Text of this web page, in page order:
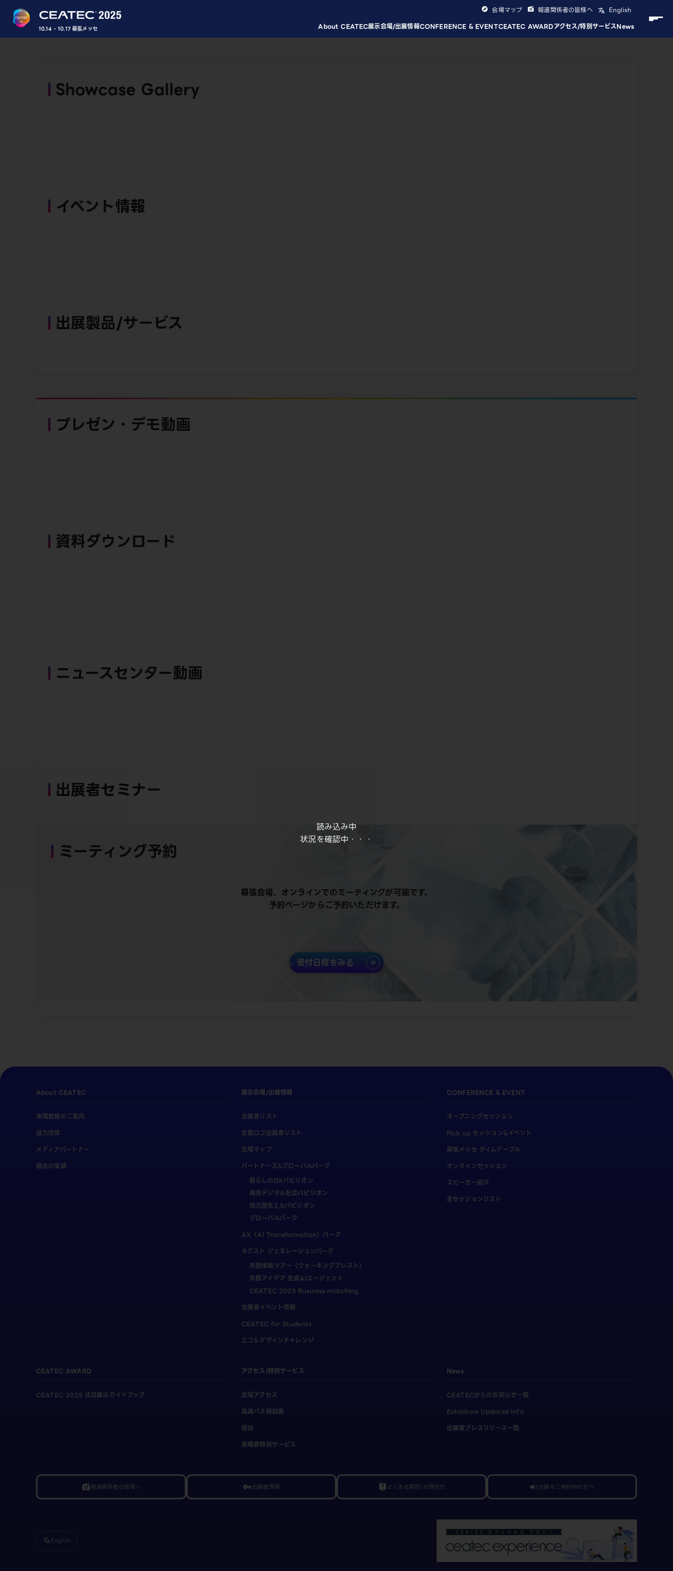
読み込み中
状況を確認中・・・
10.14 - 10.17 幕張メッセ About CEATEC展示会場/出展情報CONFERENCE & EVENTCEATEC AWARDアクセス/特別サービスNews
会場マップ 報道関係者の皆様へ English
Showcase Gallery
イベント情報
出展製品/サービス
プレゼン・デモ動画
資料ダウンロード
ニュースセンター動画
出展者セミナー
ミーティング予約
幕張会場、オンラインでのミーティングが可能です。
予約ページからご予約いただけます。
受付日程をみる
About CEATEC
来場登録のご案内
協力団体
メディアパートナー
過去の実績
展示会場/出展情報
出展者リスト
企業ロゴ出展者リスト
会場マップ
パートナーズ&グローバルパーク
暮らしのDXパビリオン
海洋デジタル社会パビリオン
地方創生2.0パビリオン
グローバルパーク
AX（AI Transformation）パーク
ネクスト ジェネレーションパーク
共創体験ツアー（ウォーキングブレスト）
共創アイデア 生成AIエージェント
CEATEC 2025 Business matching
出展者イベント情報
CEATEC for Students
エコ＆デザインチャレンジ
CONFERENCE & EVENT
オープニングセッション
Pick up セッション&イベント
幕張メッセ タイムテーブル
オンラインセッション
スピーカー紹介
全セッションリスト
CEATEC AWARD
CEATEC 2025 注目展示ガイドブック
アクセス/特別サービス
会場アクセス
高速バス時刻表
宿泊
来場者特別サービス
News
CEATECからのお知らせ一覧
Exhibitors Updated Info
出展者プレスリリース一覧
linked_camera報道関係者の皆様へ vpn_key出展者専用 live_help よくある質問/お問合せ campaign出展をご検討中の方へ
translateEnglish